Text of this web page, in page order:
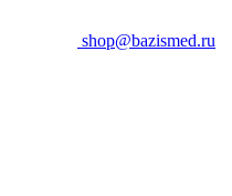
shop@bazismed.ru